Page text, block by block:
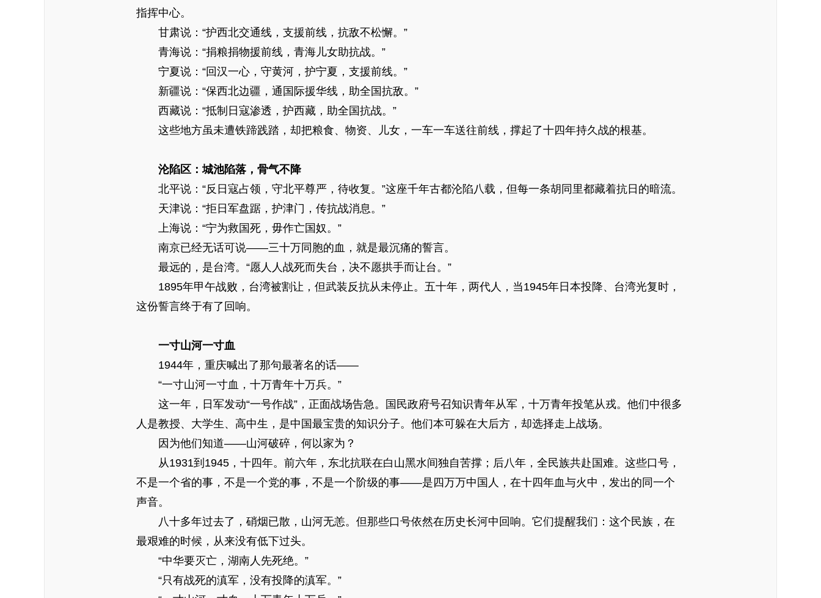
指挥中心。
甘肃说：“护西北交通线，支援前线，抗敌不松懈。”
青海说：“捐粮捐物援前线，青海儿女助抗战。”
宁夏说：“回汉一心，守黄河，护宁夏，支援前线。”
新疆说：“保西北边疆，通国际援华线，助全国抗敌。”
西藏说：“抵制日寇渗透，护西藏，助全国抗战。”
这些地方虽未遭铁蹄践踏，却把粮食、物资、儿女，一车一车送往前线，撑起了十四年持久战的根基。
沦陷区：城池陷落，骨气不降
北平说：“反日寇占领，守北平尊严，待收复。”这座千年古都沦陷八载，但每一条胡同里都藏着抗日的暗流。
天津说：“拒日军盘踞，护津门，传抗战消息。”
上海说：“宁为救国死，毋作亡国奴。”
南京已经无话可说——三十万同胞的血，就是最沉痛的誓言。
最远的，是台湾。“愿人人战死而失台，决不愿拱手而让台。”
1895年甲午战败，台湾被割让，但武装反抗从未停止。五十年，两代人，当1945年日本投降、台湾光复时，
这份誓言终于有了回响。
一寸山河一寸血
1944年，重庆喊出了那句最著名的话——
“一寸山河一寸血，十万青年十万兵。”
这一年，日军发动“一号作战”，正面战场告急。国民政府号召知识青年从军，十万青年投笔从戎。他们中很多
人是教授、大学生、高中生，是中国最宝贵的知识分子。他们本可躲在大后方，却选择走上战场。
因为他们知道——山河破碎，何以家为？
从1931到1945，十四年。前六年，东北抗联在白山黑水间独自苦撑；后八年，全民族共赴国难。这些口号，
不是一个省的事，不是一个党的事，不是一个阶级的事——是四万万中国人，在十四年血与火中，发出的同一个
声音。
八十多年过去了，硝烟已散，山河无恙。但那些口号依然在历史长河中回响。它们提醒我们：这个民族，在
最艰难的时候，从来没有低下过头。
“中华要灭亡，湖南人先死绝。”
“只有战死的滇军，没有投降的滇军。”